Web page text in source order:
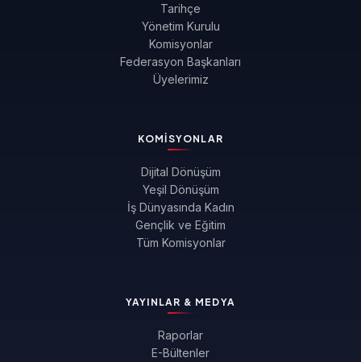
Tarihçe
Yönetim Kurulu
Komisyonlar
Federasyon Başkanları
Üyelerimiz
KOMISYONLAR
Dijital Dönüşüm
Yeşil Dönüşüm
İş Dünyasında Kadın
Gençlik ve Eğitim
Tüm Komisyonlar
YAYINLAR & MEDYA
Raporlar
E-Bültenler